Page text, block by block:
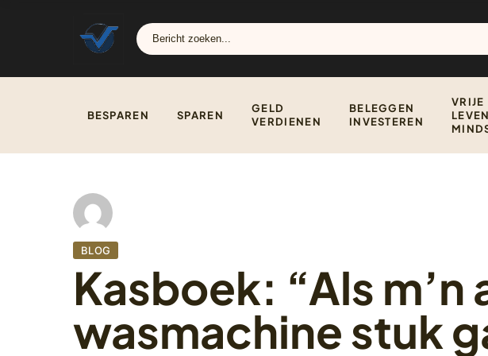
BESPAREN SPAREN
GELD
VERDIENEN
BELEGGEN
INVESTEREN
VRIJE
LEVEN
BLOG
Kasboek: “Als m’n
wasmachine stuk